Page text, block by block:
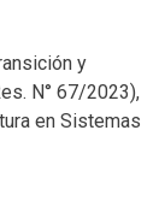
y
N° 67/2023),
en Sistemas